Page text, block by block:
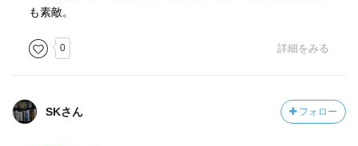
も素敵。
0 詳細をみる
SKさん フォロー